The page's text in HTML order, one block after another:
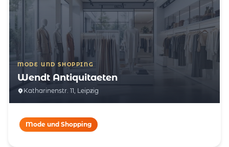
MODE UND SHOPPING
Wendt Antiquitaeten
Katharinenstr. 11, Leipzig
Mode und Shopping